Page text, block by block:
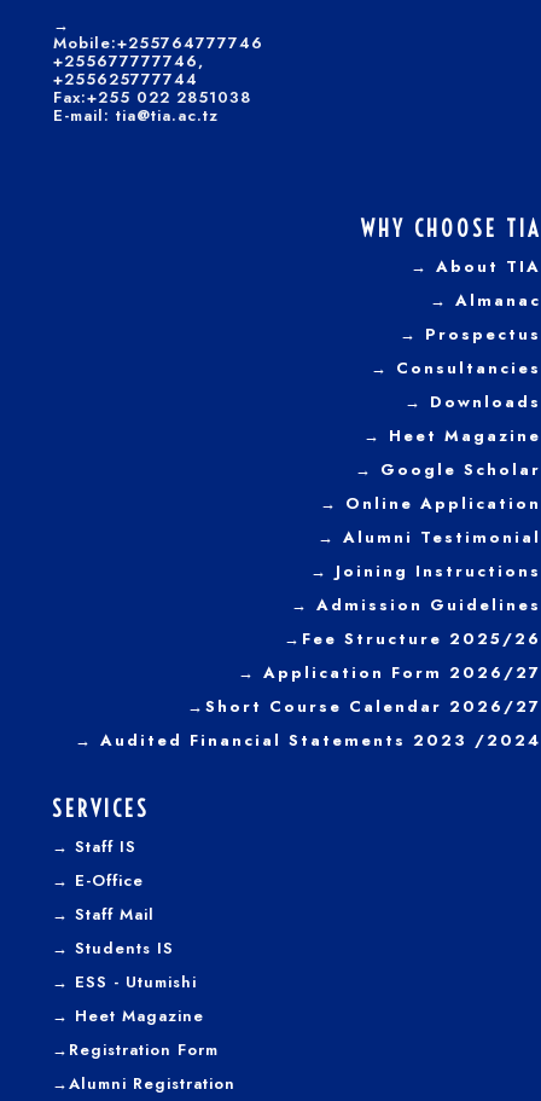
→
Mobile:+255764777746
+255677777746,
+255625777744
Fax:+255 022 2851038
E-mail: tia@tia.ac.tz
WHY CHOOSE TIA
→ About TIA
→ Almanac
→ Prospectus
→ Consultancies
→ Downloads
→ Heet Magazine
→ Google Scholar
→ Online Application
→ Alumni Testimonial
→ Joining Instructions
→ Admission Guidelines
→ Fee Structure 2025/26
→ Application Form 2026/27
→ Short Course Calendar 2026/27
→ Audited Financial Statements 2023 /2024
SERVICES
→ Staff IS
→ E-Office
→ Staff Mail
→ Students IS
→ ESS - Utumishi
→ Heet Magazine
→ Registration Form
→Alumni Registration